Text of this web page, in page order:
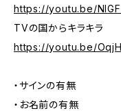
https://youtu.be/
TVの国からキラキラ
https://youtu.be/
・サインの有無
・お名前の有無